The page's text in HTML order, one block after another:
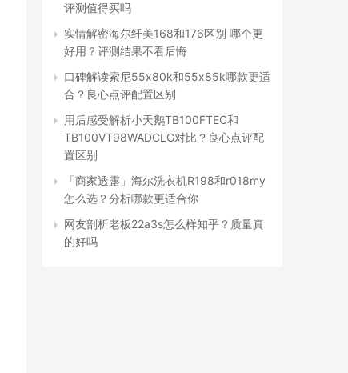
评测值得买吗
实情解密海尔纤美168和176区别 哪个更
好用？评测结果不看后悔
口碑解读索尼55x80k和55x85k哪款更适
合？良心点评配置区别
用后感受解析小天鹅TB100FTEC和
TB100VT98WADCLG对比？良心点评配
置区别
「商家透露」海尔洗衣机R198和r018my
怎么选？分析哪款更适合你
网友剖析老板22a3s怎么样知乎？质量真
的好吗